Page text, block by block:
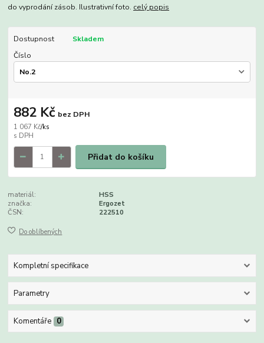
do vyprodání zásob. Ilustrativní foto. celý popis
Dostupnost
Skladem
Číslo
1 067 Kč/ks
882 Kč bez DPH
Přidat do košíku
materiál:
HSS
značka:
Ergozet
ČSN:
222510
Do oblíbených
Kompletní specifikace
Parametry
Komentáře 0